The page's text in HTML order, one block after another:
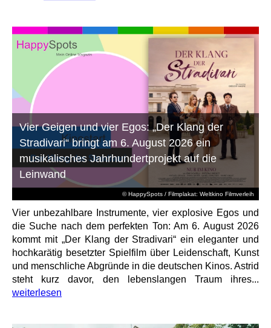
© HappySpots / Filmplakat: Weltkino Filmverleih
Vier Geigen und vier Egos: „Der Klang der
Stradivari“ bringt am 6. August 2026 ein
musikalisches Jahrhundertprojekt auf die
Leinwand
Vier unbezahlbare Instrumente, vier explosive Egos und
die Suche nach dem perfekten Ton: Am 6. August 2026
kommt mit „Der Klang der Stradivari“ ein eleganter und
hochkarätig besetzter Spielfilm über Leidenschaft, Kunst
und menschliche Abgründe in die deutschen Kinos. Astrid
steht kurz davor, den lebenslangen Traum ihres...
weiterlesen